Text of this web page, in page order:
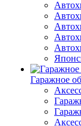
Гаражное